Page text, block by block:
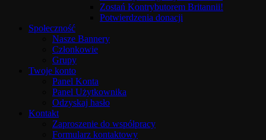
Zostań Kontrybutorem Britannii!
Potwierdzenia donacji
Społeczność
Nasze Bannery
Członkowie
Grupy
Twoje konto
Panel Konta
Panel Użytkownika
Odzyskaj hasło
Kontakt
Zaproszenie do współpracy
Formularz kontaktowy